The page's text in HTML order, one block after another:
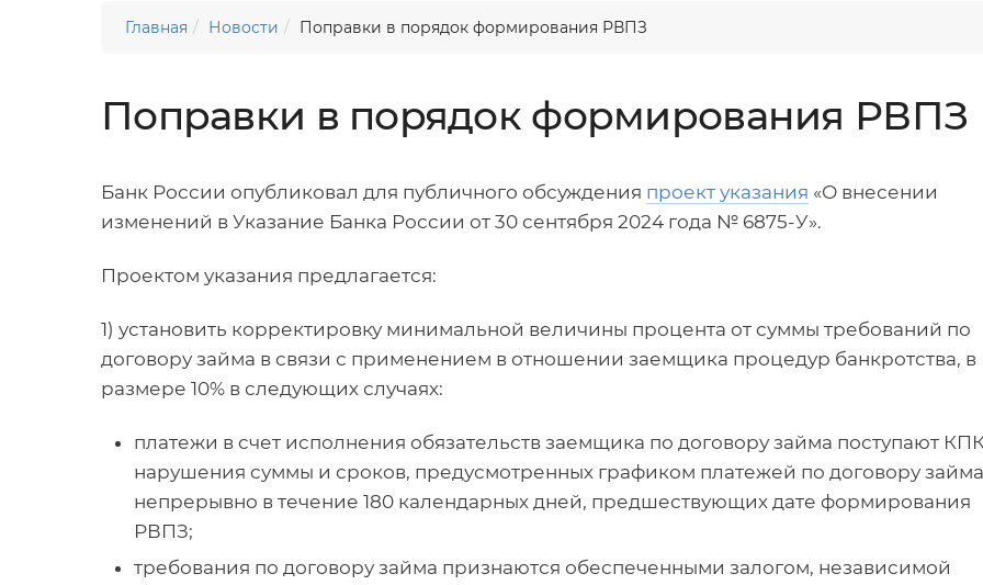
Главная Новости Поправки в порядок формирования РВПЗ
Поправки в порядок формирования РВПЗ
Банк России опубликовал для публичного обсуждения проект указания «О внесении
изменений в Указание Банка России от 30 сентября 2024 года № 6875-У».
Проектом указания предлагается:
1) установить корректировку минимальной величины процента от суммы требований по
договору займа в связи с применением в отношении заемщика процедур банкротства, в
размере 10% в следующих случаях:
платежи в счет исполнения обязательств заемщика по договору займа поступают
нарушения суммы и сроков, предусмотренных графиком платежей по договору
непрерывно в течение 180 календарных дней, предшествующих дате формирования
РВПЗ;
требования по договору займа признаются обеспеченными залогом, независимой